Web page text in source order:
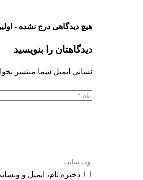
هیچ دیدگاهی درج نشده -
دیدگاهتان را بنویسید
نشانی ایمیل شما منتشر
ذخیره نام، ایمیل و